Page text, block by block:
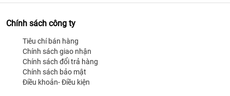
Chính sách công ty
Tiêu chí bán hàng
Chính sách giao nhận
Chính sách đổi trả hàng
Chính sách bảo mật
Điều khoản- Điều kiện